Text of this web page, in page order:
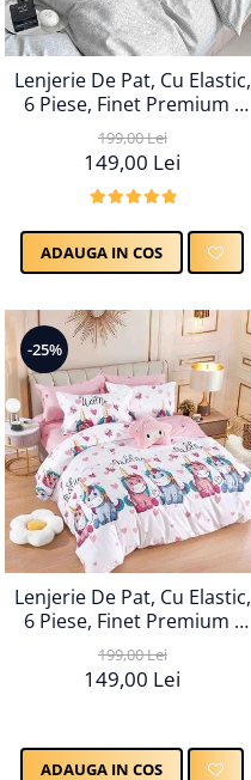
Lenjerie De Pat, Cu Elastic,
6 Piese, Finet Premium -
LPBF6PE24
199,00 Lei
149,00 Lei
ADAUGA IN COS
-25%
Lenjerie De Pat, Cu Elastic,
6 Piese, Finet Premium -
LPBF6PE27
199,00 Lei
149,00 Lei
ADAUGA IN COS